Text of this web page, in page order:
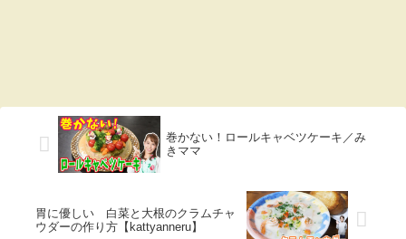
巻かない！ロールキャベツケーキ／み
きママ
胃に優しい 白菜と大根のクラムチャ
ウダーの作り方【kattyanneru】